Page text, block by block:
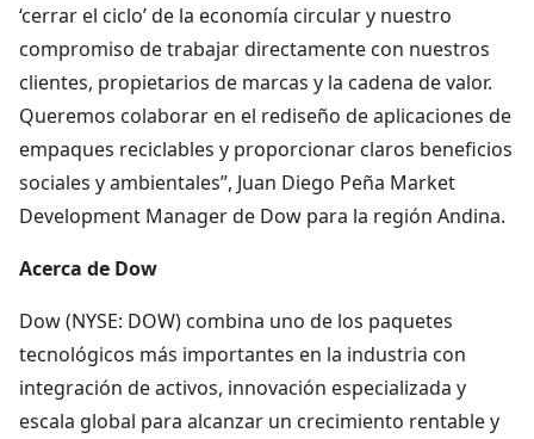
‘cerrar el ciclo’ de la economía circular y nuestro
compromiso de trabajar directamente con nuestros
clientes, propietarios de marcas y la cadena de valor.
Queremos colaborar en el rediseño de aplicaciones de
empaques reciclables y proporcionar claros beneficios
sociales y ambientales”, Juan Diego Peña Market
Development Manager de Dow para la región Andina.
Acerca de Dow
Dow (NYSE: DOW) combina uno de los paquetes
tecnológicos más importantes en la industria con
integración de activos, innovación especializada y
escala global para alcanzar un crecimiento rentable y